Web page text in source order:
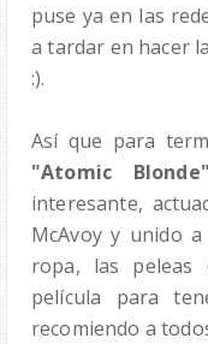
puse ya en las
a tardar en hacer
:).
Así que para
"Atomic Blonde"
interesante,
McAvoy y unido
ropa, las peleas
película para
recomiendo a